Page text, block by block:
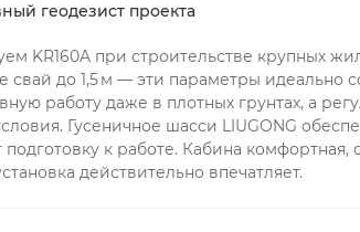
геодезист проекта
KR160A при строительстве крупных
свай до 1,5 м — эти параметры идеально
работу даже в плотных грунтах, а
Гусеничное шасси LIUGONG
подготовку к работе. Кабина
действительно впечатляет.